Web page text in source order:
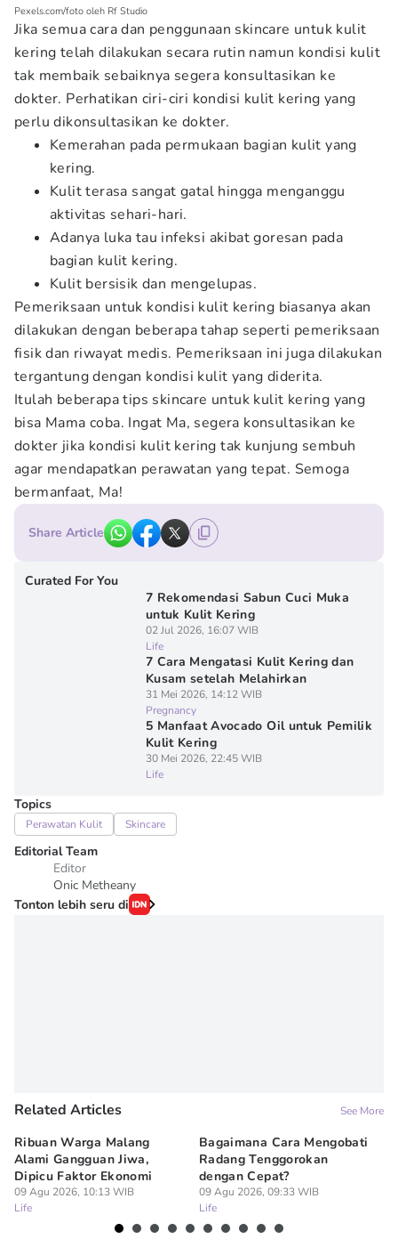
Pexels.com/foto oleh Rf Studio
Jika semua cara dan penggunaan skincare untuk kulit
kering telah dilakukan secara rutin namun kondisi kulit
tak membaik sebaiknya segera konsultasikan ke
dokter. Perhatikan ciri-ciri kondisi kulit kering yang
perlu dikonsultasikan ke dokter.
Kemerahan pada permukaan bagian kulit yang
kering.
Kulit terasa sangat gatal hingga menganggu
aktivitas sehari-hari.
Adanya luka tau infeksi akibat goresan pada
bagian kulit kering.
Kulit bersisik dan mengelupas.
Pemeriksaan untuk kondisi kulit kering biasanya akan
dilakukan dengan beberapa tahap seperti pemeriksaan
fisik dan riwayat medis. Pemeriksaan ini juga dilakukan
tergantung dengan kondisi kulit yang diderita.
Itulah beberapa tips skincare untuk kulit kering yang
bisa Mama coba. Ingat Ma, segera konsultasikan ke
dokter jika kondisi kulit kering tak kunjung sembuh
agar mendapatkan perawatan yang tepat. Semoga
bermanfaat, Ma!
Share Article
Curated For You
7 Rekomendasi Sabun Cuci Muka
untuk Kulit Kering
02 Jul 2026, 16:07 WIB
Life
7 Cara Mengatasi Kulit Kering dan
Kusam setelah Melahirkan
31 Mei 2026, 14:12 WIB
Pregnancy
5 Manfaat Avocado Oil untuk Pemilik
Kulit Kering
30 Mei 2026, 22:45 WIB
Life
Topics
Perawatan Kulit Skincare
Editorial Team
Editor
Onic Metheany
Tonton lebih seru di
Related Articles See More
Ribuan Warga Malang
Alami Gangguan Jiwa,
Dipicu Faktor Ekonomi
09 Agu 2026, 10:13 WIB
Life
Bagaimana Cara Mengobati
Radang Tenggorokan
dengan Cepat?
09 Agu 2026, 09:33 WIB
Life